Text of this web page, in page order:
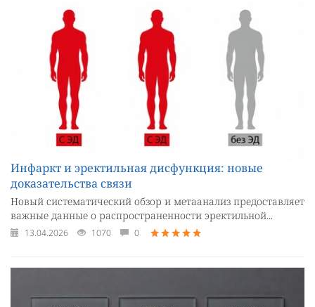
Инфаркт и эректильная дисфункция: новые
доказательства связи
Новый систематический обзор и метаанализ предоставляет
важные данные о распространенности эректильной...
13.04.2026 1070 0